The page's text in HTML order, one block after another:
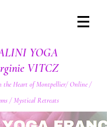
YOGA
VITCZ
the Heart of Montpellier/ Online /
/ Mystical Retreats